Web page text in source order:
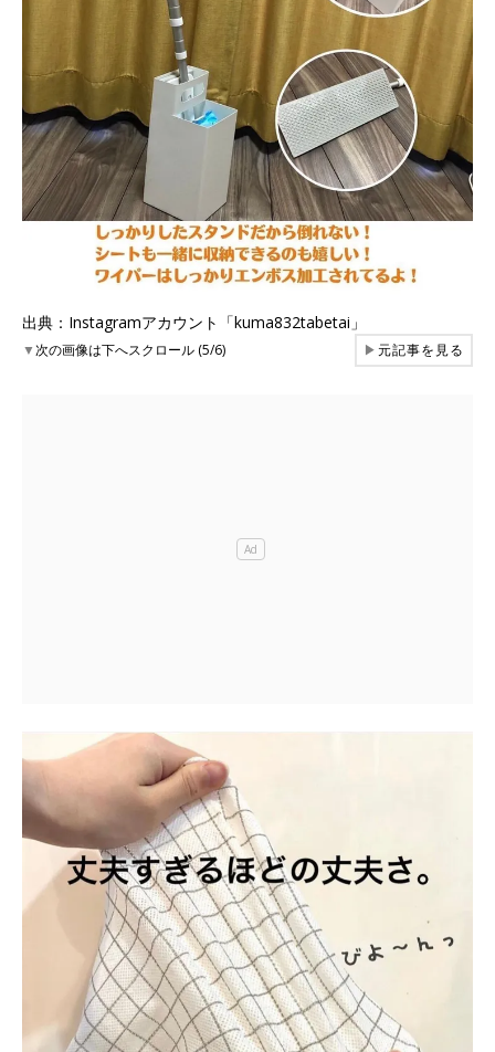
出典：Instagramアカウント「kuma832tabetai」
▼次の画像は下へスクロール (5/6) ▶元記事を見る